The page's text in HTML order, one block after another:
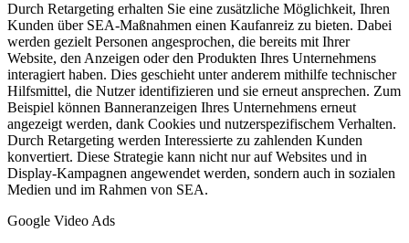
Durch Retargeting erhalten Sie eine zusätzliche Möglichkeit, Ihren
Kunden über SEA-Maßnahmen einen Kaufanreiz zu bieten. Dabei
werden gezielt Personen angesprochen, die bereits mit Ihrer
Website, den Anzeigen oder den Produkten Ihres Unternehmens
interagiert haben. Dies geschieht unter anderem mithilfe technischer
Hilfsmittel, die Nutzer identifizieren und sie erneut ansprechen. Zum
Beispiel können Banneranzeigen Ihres Unternehmens erneut
angezeigt werden, dank Cookies und nutzerspezifischem Verhalten.
Durch Retargeting werden Interessierte zu zahlenden Kunden
konvertiert. Diese Strategie kann nicht nur auf Websites und in
Display-Kampagnen angewendet werden, sondern auch in sozialen
Medien und im Rahmen von SEA.
Google Video Ads